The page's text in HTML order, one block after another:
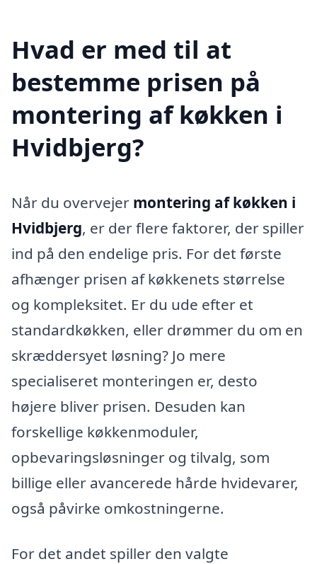
Hvad er med til at
bestemme prisen på
montering af køkken i
Hvidbjerg?
Når du overvejer montering af køkken i
Hvidbjerg, er der flere faktorer, der spiller
ind på den endelige pris. For det første
afhænger prisen af køkkenets størrelse
og kompleksitet. Er du ude efter et
standardkøkken, eller drømmer du om en
skræddersyet løsning? Jo mere
specialiseret monteringen er, desto
højere bliver prisen. Desuden kan
forskellige køkkenmoduler,
opbevaringsløsninger og tilvalg, som
billige eller avancerede hårde hvidevarer,
også påvirke omkostningerne.
For det andet spiller den valgte